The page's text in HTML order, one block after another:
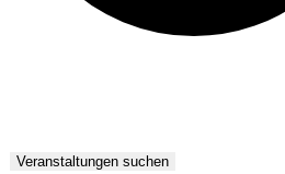
Veranstaltungen suchen